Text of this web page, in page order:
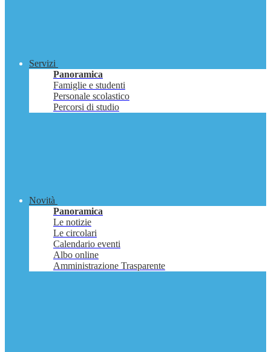
Servizi
Panoramica
Famiglie e studenti
Personale scolastico
Percorsi di studio
Novità
Panoramica
Le notizie
Le circolari
Calendario eventi
Albo online
Amministrazione Trasparente